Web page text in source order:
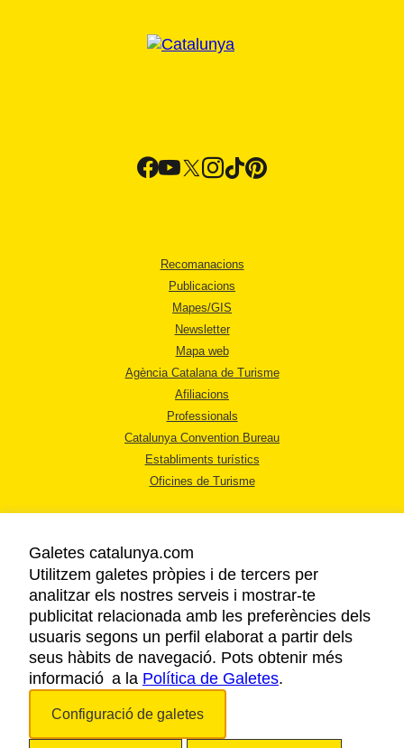
Recomanacions
Publicacions
Mapes/GIS
Newsletter
Mapa web
Agència Catalana de Turisme
Afiliacions
Professionals
Catalunya Convention Bureau
Establiments turístics
Oficines de Turisme
AVÍS LEGAL
POLÍTICA DE PRIVACITAT
COOKIES
ACCESSIBILITAT
Galetes catalunya.com
Utilitzem galetes pròpies i de tercers per
analitzar els nostres serveis i mostrar-te
publicitat relacionada amb les preferències dels
usuaris segons un perfil elaborat a partir dels
seus hàbits de navegació. Pots obtenir més
informació a la Política de Galetes.
Configuració de galetes